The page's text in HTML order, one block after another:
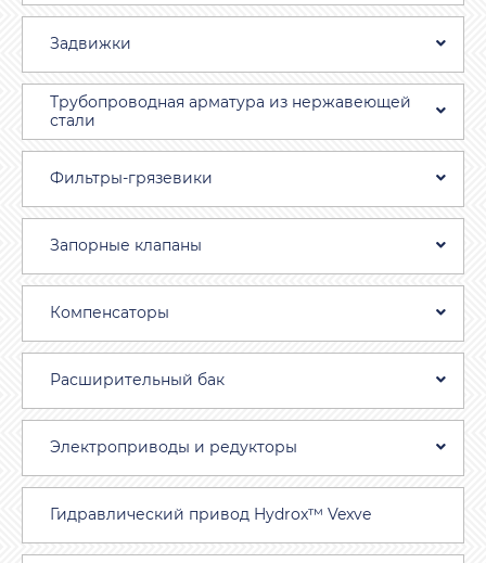
Задвижки
Трубопроводная aрматура из нержавеющей
стали
Фильтры-грязевики
Запорные клапаны
Компенсаторы
Расширительный бак
Электроприводы и редукторы
Гидравлический привод Hydrox™ Vexve